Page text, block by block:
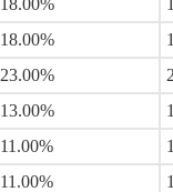
18.00%
18.00%
23.00%
13.00%
11.00%
11.00%